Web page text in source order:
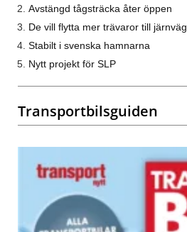
Avstängd tågsträcka åter öppen
De vill flytta mer trävaror till järnväg
Stabilt i svenska hamnarna
Nytt projekt för SLP
Transportbilsguiden